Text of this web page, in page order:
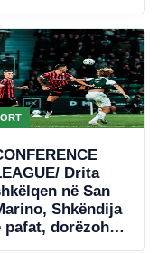
Drita
në San
Shkëndija
pafat, dorëzohet